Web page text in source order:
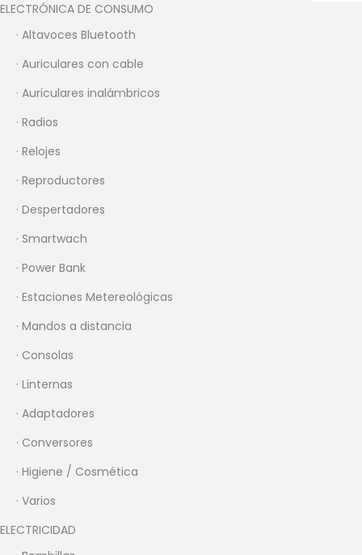
ELECTRÓNICA DE CONSUMO
· Altavoces Bluetooth
· Auriculares con cable
· Auriculares inalámbricos
· Radios
· Relojes
· Reproductores
· Despertadores
· Smartwach
· Power Bank
· Estaciones Metereológicas
· Mandos a distancia
· Consolas
· Linternas
· Adaptadores
· Conversores
· Higiene / Cosmética
· Varios
ELECTRICIDAD